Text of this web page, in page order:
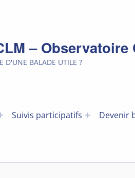
–
D'UNE BALADE UTILE ?
Suivis participatifs Devenir